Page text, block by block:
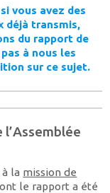
vous avez des
déjà transmis,
du rapport de
à nous les
sur ce sujet.
la mission de
le rapport a été